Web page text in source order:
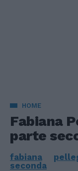
HOME
Fabiana
parte
fabiana
seconda